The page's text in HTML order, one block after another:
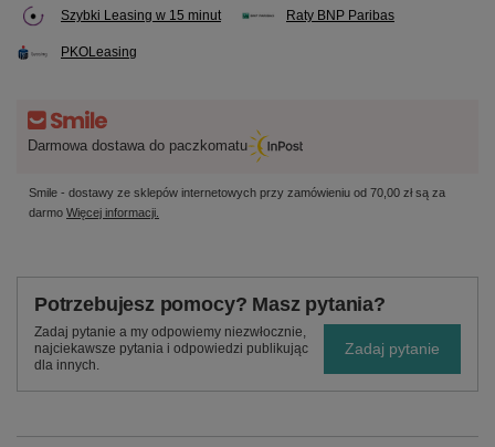
Szybki Leasing w 15 minut Raty BNP Paribas
PKOLeasing
Darmowa dostawa do paczkomatu
Smile - dostawy ze sklepów internetowych przy zamówieniu od 70,00 złsą za
darmo Więcej informacji.
Potrzebujesz pomocy? Masz pytania?
Zadaj pytanie a my odpowiemy niezwłocznie,
najciekawsze pytania i odpowiedzi publikując
dla innych.
Zadaj pytanie